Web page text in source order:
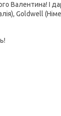
Валентина! І
Goldwell